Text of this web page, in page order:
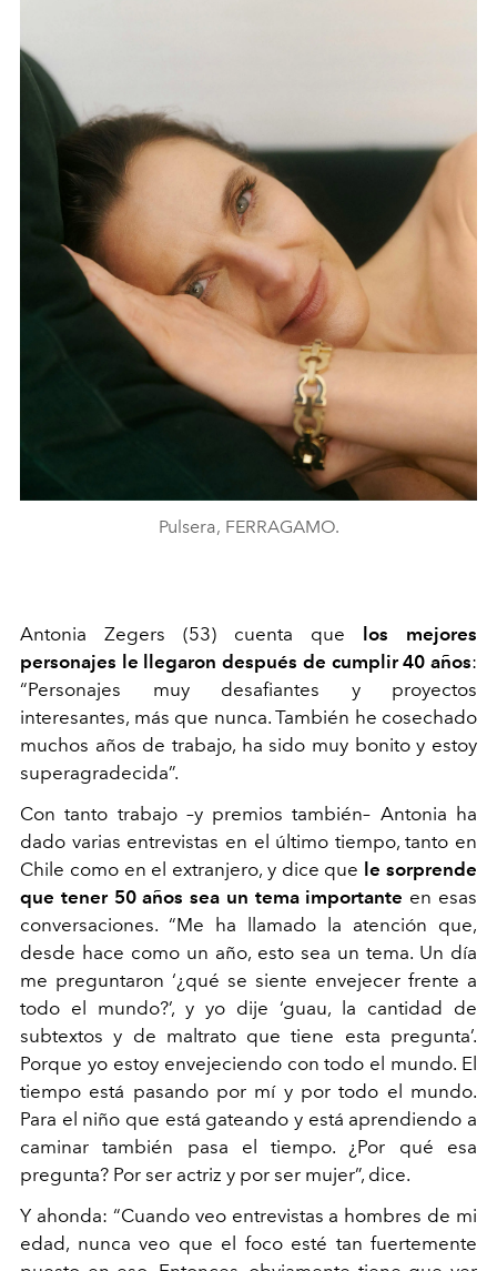
Pulsera, FERRAGAMO.
Antonia Zegers (53) cuenta que
los mejores
personajes le llegaron después de cumplir 40 años:
“Personajes muy desafiantes y proyectos
interesantes, más que nunca. También he cosechado
muchos años de trabajo, ha sido muy bonito y estoy
superagradecida”.
Con tanto trabajo –y premios también– Antonia ha
dado varias entrevistas en el último tiempo, tanto en
Chile como en el extranjero, y dice que le sorprende
que tener 50 años sea un tema importante en esas
conversaciones. “Me ha llamado la atención que,
desde hace como un año, esto sea un tema. Un día
me preguntaron ‘¿qué se siente envejecer frente a
todo el mundo?’, y yo dije ‘guau, la cantidad de
subtextos y de maltrato que tiene esta pregunta’.
Porque yo estoy envejeciendo con todo el mundo. El
tiempo está pasando por mí y por todo el mundo.
Para el niño que está gateando y está aprendiendo a
caminar también pasa el tiempo. ¿Por qué esa
pregunta? Por ser actriz y por ser mujer”, dice.
Y ahonda: “Cuando veo entrevistas a hombres de mi
edad, nunca veo que el foco esté tan fuertemente